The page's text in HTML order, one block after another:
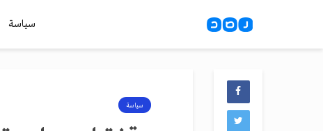
سياسة
سياسة